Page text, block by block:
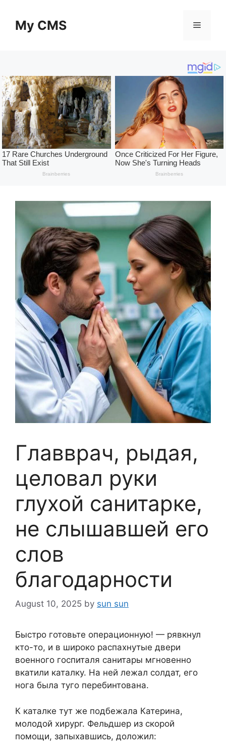
contentMy CMS Menu
Главврач, рыдая,
целовал руки
глухой санитарке,
не слышавшей его
слов
благодарности
August 10, 2025 by sun sun
Быстро готовьте операционную! — рявкнул
кто-то, и в широко распахнутые двери
военного госпиталя санитары мгновенно
вкатили каталку. На ней лежал солдат, его
нога была туго перебинтована.
К каталке тут же подбежала Катерина,
молодой хирург. Фельдшер из скорой
помощи, запыхавшись, доложил: